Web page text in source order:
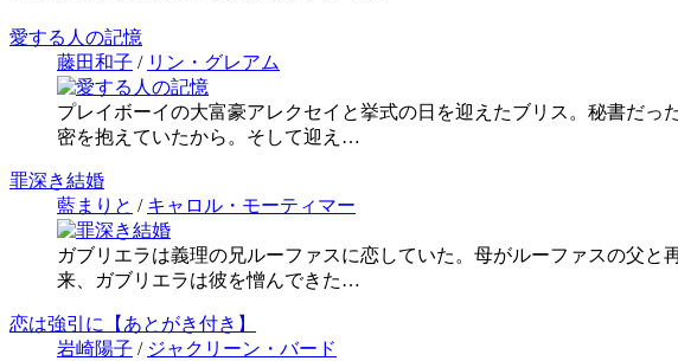
愛する人の記憶
藤田和子 / リン・グレアム
プレイボーイの大富豪アレクセイと挙式の日を迎えたブリス。秘書だ
密を抱えていたから。そして迎え…
罪深き結婚
藍まりと / キャロル・モーティマー
ガブリエラは義理の兄ルーファスに恋していた。母がルーファスの父
来、ガブリエラは彼を憎んできた…
恋は強引に【あとがき付き】
岩崎陽子 / ジャクリーン・バード